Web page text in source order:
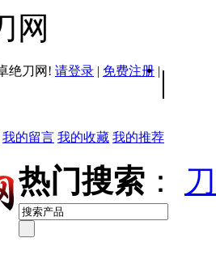
网
绝刀网! 请登录 | 免费注册 | |
我的留言 我的收藏 我的推荐
热门搜索 ：